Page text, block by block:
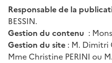
Responsable de la
BESSIN.
Gestion du contenu :
Gestion du site : M. Dimitri
Mme Christine PERINI ou